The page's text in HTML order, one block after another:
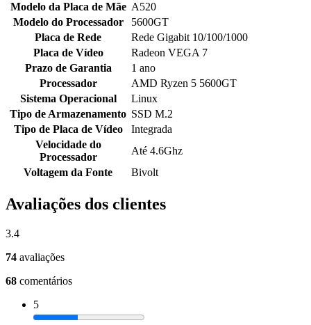
Modelo da Placa de Mãe A520
Modelo do Processador
5600GT
Placa de Rede
Rede Gigabit 10/100/1000
Placa de Vídeo
Radeon VEGA 7
Prazo de Garantia
1 ano
Processador
AMD Ryzen 5 5600GT
Sistema Operacional
Linux
Tipo de Armazenamento SSD M.2
Tipo de Placa de Vídeo
Integrada
Velocidade do
Processador
Até 4.6Ghz
Voltagem da Fonte
Bivolt
Avaliações dos clientes
3.4
74 avaliações
68 comentários
5